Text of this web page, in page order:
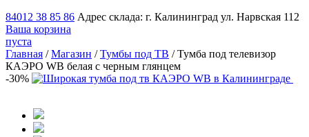
84012 38 85 86 Адрес склада: г. Калининград ул. Нарвская 112
Ваша корзина
пуста
Главная /Магазин /Тумбы под ТВ / Тумба под телевизор
КАЭРО WB белая с черным глянцем
-30%